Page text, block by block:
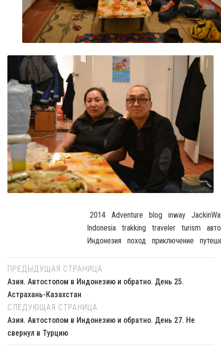
2014 Adventure Blog Inway
Indonesia
Trakking Traveler Turism
Индонезия
Поход Приключение
ПРЕДЫДУЩАЯ СТРАНИЦА
Азия. Автостопом в Индонезию и обратно. День 25.
Астрахань-Казахстан
СЛЕДУЮЩАЯ СТРАНИЦА
Азия. Автостопом в Индонезию и обратно. День 27. Не
свернул в Турцию